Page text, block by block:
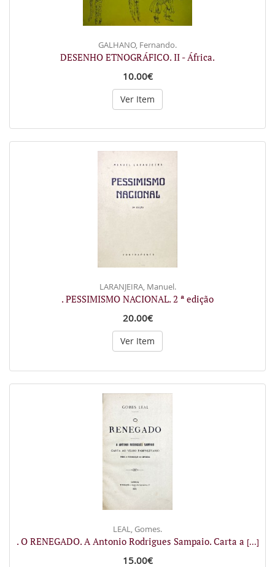
GALHANO, Fernando.
DESENHO ETNOGRÁFICO. II - África.
10.00€
Ver Item
LARANJEIRA, Manuel.
. PESSIMISMO NACIONAL. 2 ª edição
20.00€
Ver Item
LEAL, Gomes.
. O RENEGADO. A Antonio Rodrigues Sampaio. Carta a [...]
15.00€